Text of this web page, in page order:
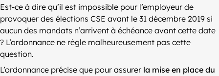
Est-ce à dire qu’il est impossible pour l’employeur de
provoquer des élections CSE avant le 31 décembre 2019 si
aucun des mandats n’arrivent à échéance avant cette date
? L’ordonnance ne règle malheureusement pas cette
question.
L’ordonnance précise que pour assurer la mise en place du